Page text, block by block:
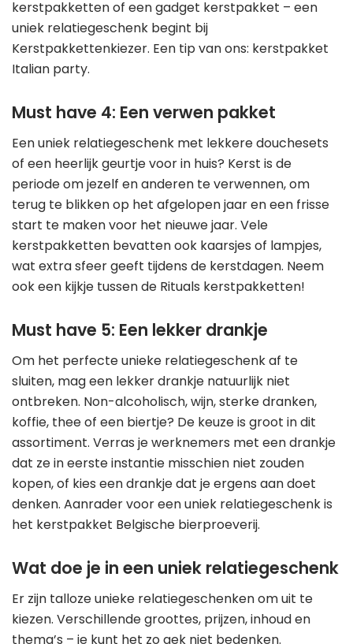
kerstpakketten of een gadget kerstpakket – een
uniek relatiegeschenk begint bij
Kerstpakkettenkiezer. Een tip van ons: kerstpakket
Italian party.
Must have 4: Een verwen pakket
Een uniek relatiegeschenk met lekkere douchesets
of een heerlijk geurtje voor in huis? Kerst is de
periode om jezelf en anderen te verwennen, om
terug te blikken op het afgelopen jaar en een frisse
start te maken voor het nieuwe jaar. Vele
kerstpakketten bevatten ook kaarsjes of lampjes,
wat extra sfeer geeft tijdens de kerstdagen. Neem
ook een kijkje tussen de Rituals kerstpakketten!
Must have 5: Een lekker drankje
Om het perfecte unieke relatiegeschenk af te
sluiten, mag een lekker drankje natuurlijk niet
ontbreken. Non-alcoholisch, wijn, sterke dranken,
koffie, thee of een biertje? De keuze is groot in dit
assortiment. Verras je werknemers met een drankje
dat ze in eerste instantie misschien niet zouden
kopen, of kies een drankje dat je ergens aan doet
denken. Aanrader voor een uniek relatiegeschenk is
het kerstpakket Belgische bierproeverij.
Wat doe je in een uniek relatiegeschenk
Er zijn talloze unieke relatiegeschenken om uit te
kiezen. Verschillende groottes, prijzen, inhoud en
thema’s – je kunt het zo gek niet bedenken.